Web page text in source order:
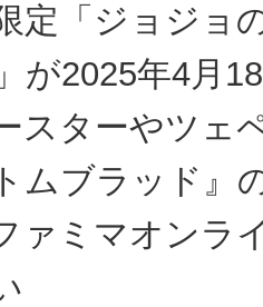
定「ジョジョ
が2025年4月
スターやツェ
ムブラッド』
ァミマオンラ